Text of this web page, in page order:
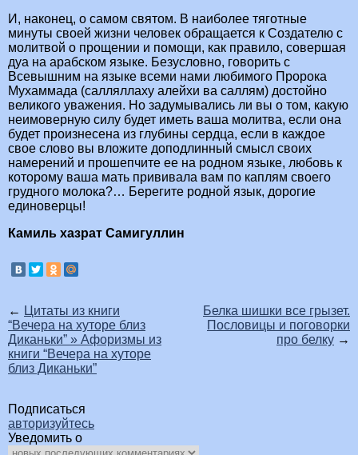
И, наконец, о самом святом. В наиболее тяготные
минуты своей жизни человек обращается к Создателю с
молитвой о прощении и помощи, как правило, совершая
дуа на арабском языке. Безусловно, говорить с
Всевышним на языке всеми нами любимого Пророка
Мухаммада (салляллаху алейхи ва саллям) достойно
великого уважения. Но задумывались ли вы о том, какую
неимоверную силу будет иметь ваша молитва, если она
будет произнесена из глубины сердца, если в каждое
свое слово вы вложите доподлинный смысл своих
намерений и прошепчите ее на родном языке, любовь к
которому ваша мать прививала вам по каплям своего
грудного молока?… Берегите родной язык, дорогие
единоверцы!
Камиль хазрат Самигуллин
← Цитаты из книги
“Вечера на хуторе близ
Диканьки” » Афоризмы из
книги “Вечера на хуторе
близ Диканьки”
Белка шишки все грызет.
Пословицы и поговорки
про белку →
Подписаться
авторизуйтесь
Уведомить о